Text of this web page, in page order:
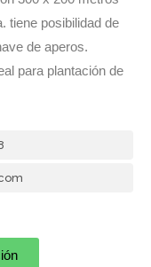
tiene posibilidad de
de aperos.
para plantación de